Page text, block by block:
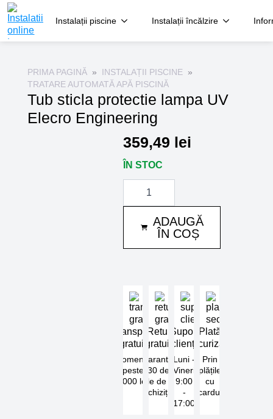
Instalații piscine Instalații încălzire
PRIMA PAGINĂ
INSTALAȚII PISCINE
TRATARE AUTOMATĂ APĂ PISCINĂ
Tub sticla protectie lampa UV
Elecro Engineering
359,49 lei
ÎN STOC
Cantitate
lampa
Engineering
ADAUGĂ
ÎN COȘ
Transport
gratuit
Comenzi
peste
5000 lei
Retur
gratuit
Garantat
30 de
zile de la
achiziție
Suport
clienți
Luni -
Vineri
9:00
-
17:00
Plată
securizată
Prin
plățile
cu
cardul